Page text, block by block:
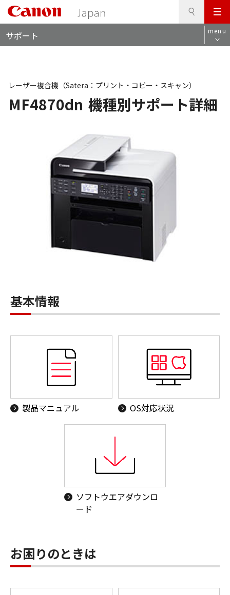
メ
ニ
ュ
サポート menu
MF4870dn 機種別サポート詳細
レーザー複合機（Satera：プリント・コピー・スキャン）
基本情報
製品マニュアル OS対応状況
ソフトウエアダウンロ
ード
お困りのときは